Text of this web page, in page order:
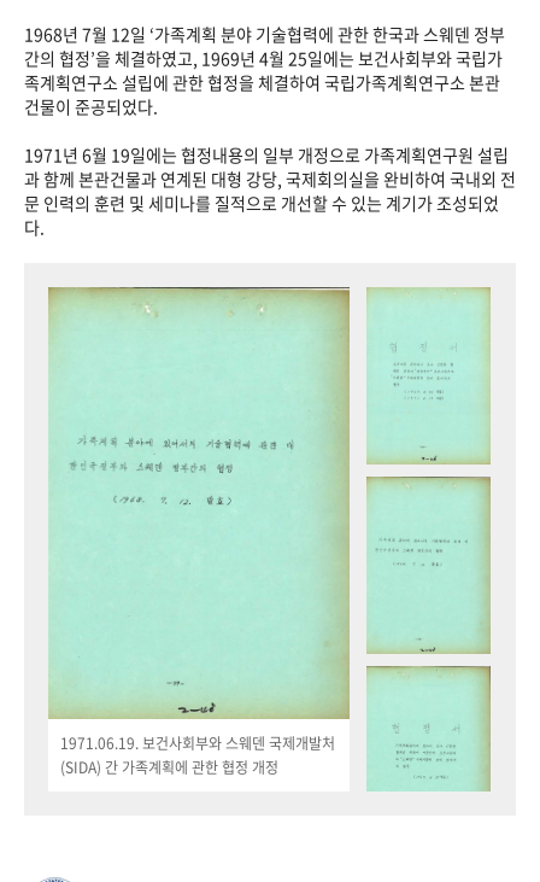
성과 50선 숫자로 보는 50년 50+1주년 광장
세계와 함께 한 KIHASA
VR 역사관
1968년 7월 12일 ‘가족계획 분야 기술협력에 관한 한국과 스웨덴 정부
간의 협정’을 체결하였고, 1969년 4월 25일에는 보건사회부와 국립가
족계획연구소 설립에 관한 협정을 체결하여 국립가족계획연구소 본관
건물이 준공되었다.
1971년 6월 19일에는 협정내용의 일부 개정으로 가족계획연구원 설립
과 함께 본관건물과 연계된 대형 강당, 국제회의실을 완비하여 국내외 전
문 인력의 훈련 및 세미나를 질적으로 개선할 수 있는 계기가 조성되었
다.
1971.06.19. 보건사회부와 스웨덴 국제개발처
(SIDA) 간 가족계획에 관한 협정 개정